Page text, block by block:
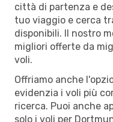
città di partenza e
tuo viaggio e cerca
disponibili. Il nostro
migliori offerte da
voli.
Offriamo anche
evidenzia i voli più
ricerca. Puoi anche
solo i voli per